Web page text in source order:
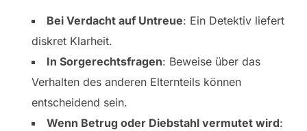
Bei Verdacht auf Untreue: Ein Detektiv liefert
diskret Klarheit.
In Sorgerechtsfragen: Beweise über das
Verhalten des anderen Elternteils können
entscheidend sein.
Wenn Betrug oder Diebstahl vermutet wird: